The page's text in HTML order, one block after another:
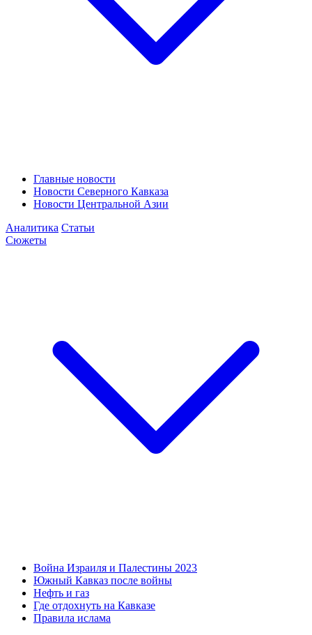
Главные новости
Новости Северного Кавказа
Новости Центральной Азии
Аналитика Статьи
Сюжеты
Война Израиля и Палестины 2023
Южный Кавказ после войны
Нефть и газ
Где отдохнуть на Кавказе
Правила ислама